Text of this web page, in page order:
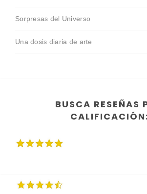
Sorpresas del Universo
Una dosis diaria de arte
BUSCA RESEÑAS
CALIFICACIÓN: